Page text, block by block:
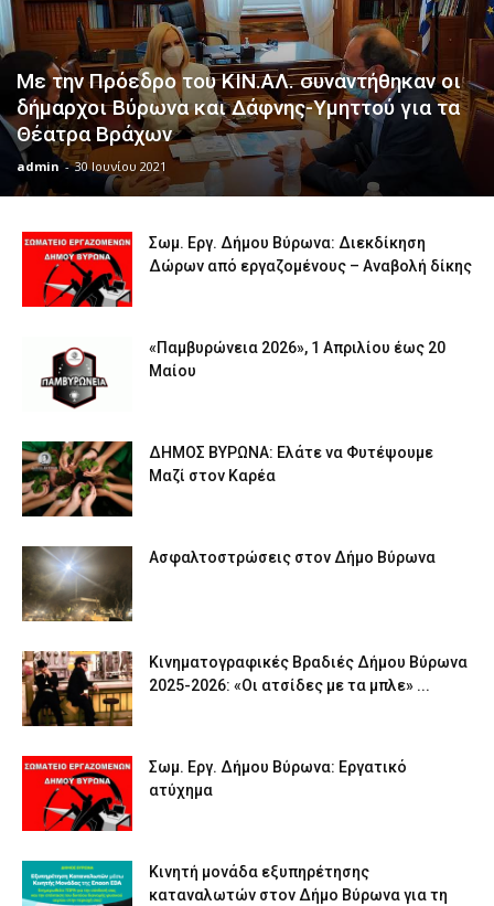
Με την Πρόεδρο του ΚΙΝ.ΑΛ. συναντήθηκαν οι
δήμαρχοι Βύρωνα και Δάφνης-Υμηττού για τα
Θέατρα Βράχων
admin - 30 Ιουνίου 2021
Σωμ. Εργ. Δήμου Βύρωνα: Διεκδίκηση
Δώρων από εργαζομένους – Αναβολή δίκης
«Παμβυρώνεια 2026», 1 Απριλίου έως 20
Μαίου
ΔΗΜΟΣ ΒΥΡΩΝΑ: Ελάτε να Φυτέψουμε
Μαζί στον Καρέα
Ασφαλτοστρώσεις στον Δήμο Βύρωνα
Κινηματογραφικές Βραδιές Δήμου Βύρωνα
2025-2026: «Οι ατσίδες με τα μπλε» ...
Σωμ. Εργ. Δήμου Βύρωνα: Εργατικό
ατύχημα
Κινητή μονάδα εξυπηρέτησης
καταναλωτών στον Δήμο Βύρωνα για τη